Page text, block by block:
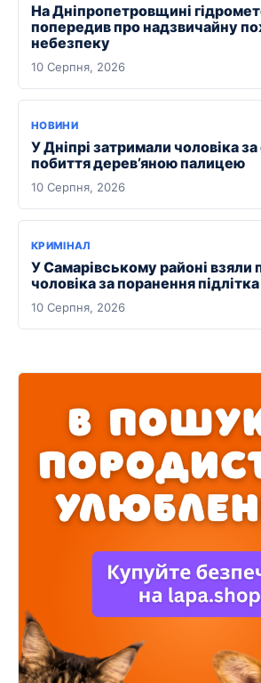
На Дніпропетровщині
попередив про надзвичайну
небезпеку
10 Серпня, 2026
НОВИНИ
У Дніпрі затримали чоловіка
побиття дерев’яною палицею
10 Серпня, 2026
КРИМІНАЛ
У Самарівському районі взяли
чоловіка за поранення
10 Серпня, 2026